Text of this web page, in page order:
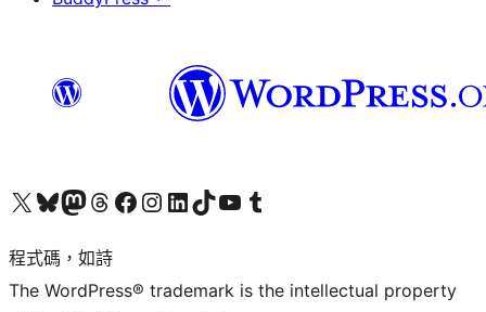
查看我們的 X (之前的 Twitter) 帳號造訪我們的 Bluesky 帳號造訪我們的 Mastodon 帳號造訪我們的 Threads 帳號 造訪我們的 Facebook 粉絲專頁Visit our Instagram account
Visit our LinkedIn account
造訪我們的 TikTok 帳號Visit our YouTube channel
造訪我們的 Tumblr 帳號
程式碼，如詩
The WordPress® trademark is the intellectual property